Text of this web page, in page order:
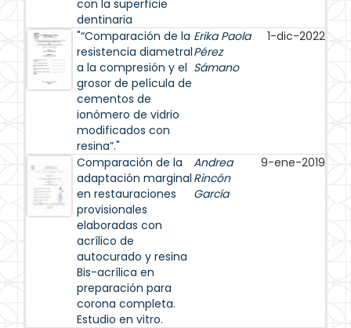
con la superficie
dentinaria
"“Comparación de la
resistencia diametral
a la compresión y el
grosor de película de
cementos de
ionómero de vidrio
modificados con
resina”."
Erika Paola
Pérez
Sámano
1-dic-2022
Comparación de la
adaptación marginal
en restauraciones
provisionales
elaboradas con
acrílico de
autocurado y resina
Bis-acrílica en
preparación para
corona completa.
Estudio en vitro.
Andrea
Rincón
García
9-ene-2019